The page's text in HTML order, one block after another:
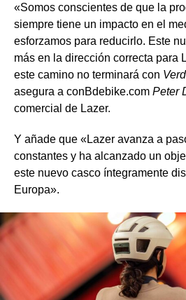
«Somos conscientes de que la
siempre tiene un impacto en el
esforzamos para reducirlo. Este
más en la dirección correcta para
este camino no terminará con
asegura a conBdebike.com Peter
comercial de Lazer.
Y añade que «Lazer avanza a
constantes y ha alcanzado un
este nuevo casco íntegramente
Europa».